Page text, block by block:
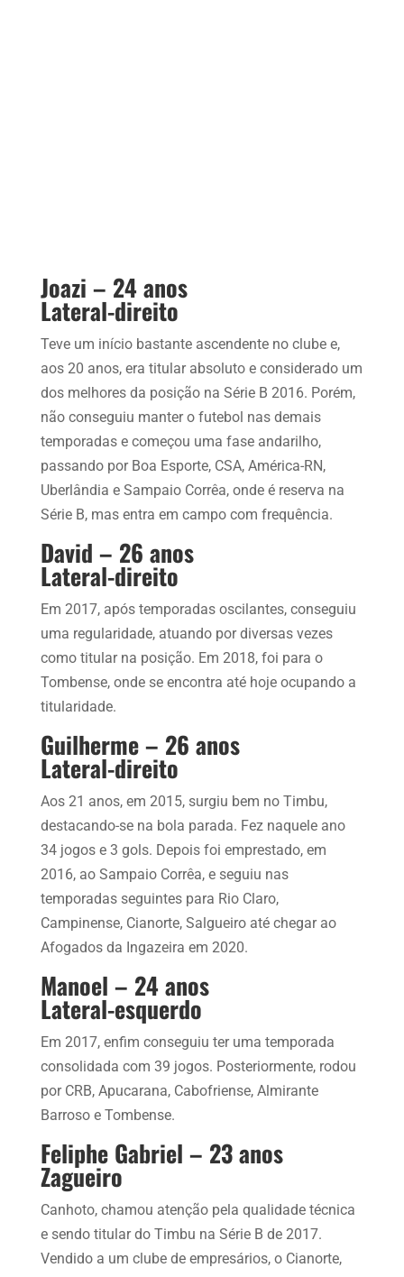
Joazi – 24 anos
Lateral-direito
Teve um início bastante ascendente no clube e,
aos 20 anos, era titular absoluto e considerado um
dos melhores da posição na Série B 2016. Porém,
não conseguiu manter o futebol nas demais
temporadas e começou uma fase andarilho,
passando por Boa Esporte, CSA, América-RN,
Uberlândia e Sampaio Corrêa, onde é reserva na
Série B, mas entra em campo com frequência.
David – 26 anos
Lateral-direito
Em 2017, após temporadas oscilantes, conseguiu
uma regularidade, atuando por diversas vezes
como titular na posição. Em 2018, foi para o
Tombense, onde se encontra até hoje ocupando a
titularidade.
Guilherme – 26 anos
Lateral-direito
Aos 21 anos, em 2015, surgiu bem no Timbu,
destacando-se na bola parada. Fez naquele ano
34 jogos e 3 gols. Depois foi emprestado, em
2016, ao Sampaio Corrêa, e seguiu nas
temporadas seguintes para Rio Claro,
Campinense, Cianorte, Salgueiro até chegar ao
Afogados da Ingazeira em 2020.
Manoel – 24 anos
Lateral-esquerdo
Em 2017, enfim conseguiu ter uma temporada
consolidada com 39 jogos. Posteriormente, rodou
por CRB, Apucarana, Cabofriense, Almirante
Barroso e Tombense.
Feliphe Gabriel – 23 anos
Zagueiro
Canhoto, chamou atenção pela qualidade técnica
e sendo titular do Timbu na Série B de 2017.
Vendido a um clube de empresários, o Cianorte,